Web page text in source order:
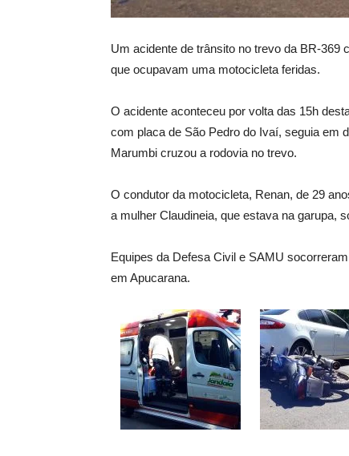
Um acidente de trânsito no trevo da BR-
que ocupavam uma motocicleta feridas.
O acidente aconteceu por volta das 15h
com placa de São Pedro do Ivaí, seguia em
Marumbi cruzou a rodovia no trevo.
O condutor da motocicleta, Renan, de 29
a mulher Claudineia, que estava na garupa,
Equipes da Defesa Civil e SAMU
em Apucarana.